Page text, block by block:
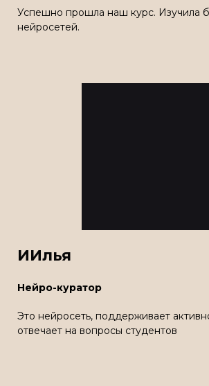
Успешно прошла наш курс. Изучила
нейросетей.
ИИлья
Нейро-куратор
Это нейросеть, поддерживает
отвечает на вопросы студентов